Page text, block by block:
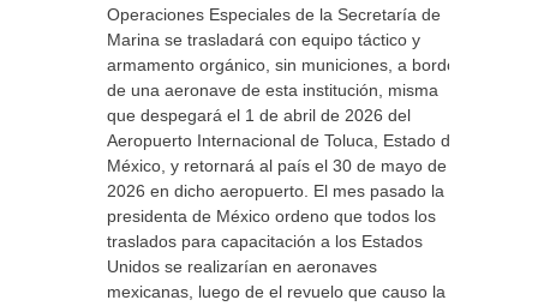
Operaciones Especiales de la Secretaría de
Marina se trasladará con equipo táctico y
armamento orgánico, sin municiones, a bordo
de una aeronave de esta institución, misma
que despegará el 1 de abril de 2026 del
Aeropuerto Internacional de Toluca, Estado de
México, y retornará al país el 30 de mayo de
2026 en dicho aeropuerto. El mes pasado la
presidenta de México ordeno que todos los
traslados para capacitación a los Estados
Unidos se realizarían en aeronaves
mexicanas, luego de el revuelo que causo la